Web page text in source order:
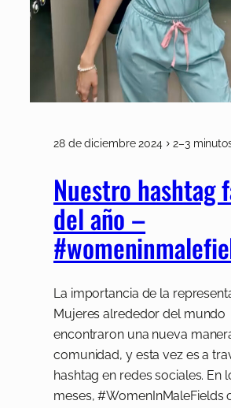
28 de diciembre 2024 2–3
Nuestro hashtag
del año –
La importancia de la
Mujeres alrededor del mundo
encontraron una nueva
comunidad, y esta vez es a
hashtag en redes sociales. En
meses, #WomenInMaleFields